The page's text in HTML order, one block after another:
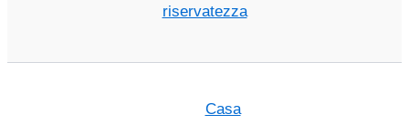
riservatezza
Casa